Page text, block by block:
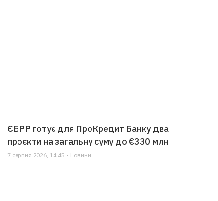
ЄБРР готує для ПроКредит Банку два
проєкти на загальну суму до €330 млн
7 серпня 2026, 14:45 • Новини